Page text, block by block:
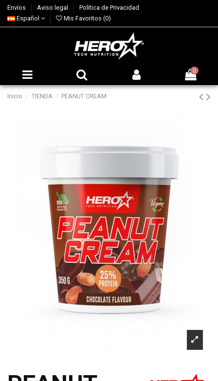
Envíos Aviso legal
Política de Privacidad
Español
Mis Favoritos (0)
0
Inicio TIENDA PEANUT CREAM